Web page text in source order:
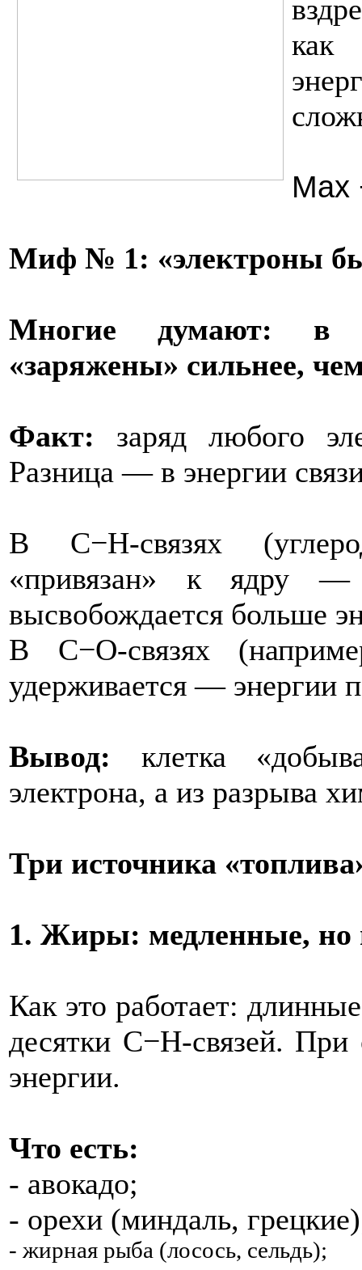
как
Max
Миф № 1: «электроны
Многие думают: в
«заряжены» сильнее,
Факт: заряд любого
Разница — в энергии
В C−H‑связях
«привязан» к ядру —
высвобождается больше
В C−O‑связях
удерживается — энергии
Вывод: клетка
электрона, а из разрыва
Три источника
1. Жиры: медленные,
Как это работает:
десятки C−H‑связей.
энергии.
Что есть:
- авокадо;
- орехи (миндаль,
- жирная рыба (лосось, сельдь);